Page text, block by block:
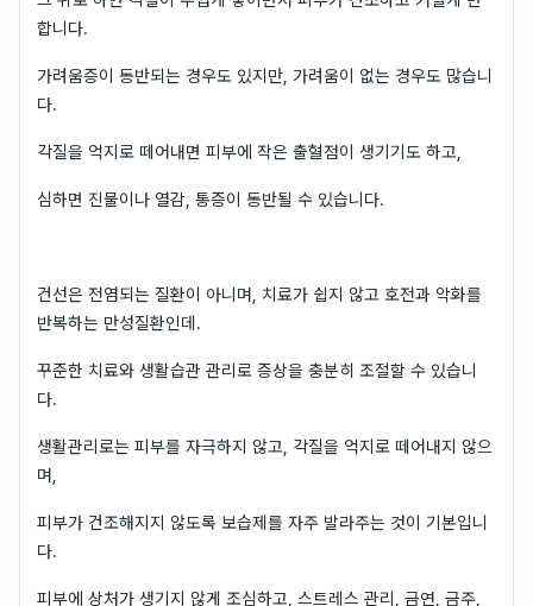
합니다.
가려움증이 동반되는 경우도 있지만, 가려움이 없는 경우도 많습니
다.
각질을 억지로 떼어내면 피부에 작은 출혈점이 생기기도 하고,
심하면 진물이나 열감, 통증이 동반될 수 있습니다.
건선은 전염되는 질환이 아니며, 치료가 쉽지 않고 호전과 악화를
반복하는 만성질환인데.
꾸준한 치료와 생활습관 관리로 증상을 충분히 조절할 수 있습니
다.
생활관리로는 피부를 자극하지 않고, 각질을 억지로 떼어내지 않으
며,
피부가 건조해지지 않도록 보습제를 자주 발라주는 것이 기본입니
다.
피부에 상처가 생기지 않게 조심하고, 스트레스 관리, 금연, 금주,